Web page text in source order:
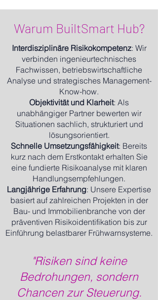
Warum BuiltSmart Hub?
Interdisziplinäre Risikokompetenz: Wir
verbinden ingenieurtechnisches
Fachwissen, betriebswirtschaftliche
Analyse und strategisches Management-
Know-how.
Objektivität und Klarheit: Als
unabhängiger Partner bewerten wir
Situationen sachlich, strukturiert und
lösungsorientiert.
Schnelle Umsetzungsfähigkeit: Bereits
kurz nach dem Erstkontakt erhalten Sie
eine fundierte Risikoanalyse mit klaren
Handlungsempfehlungen.
Langjährige Erfahrung: Unsere Expertise
basiert auf zahlreichen Projekten in der
Bau- und Immobilienbranche von der
präventiven Risikoidentifikation bis zur
Einführung belastbarer Frühwarnsysteme.
"Risiken sind keine
Bedrohungen, sondern
Chancen zur Steuerung.